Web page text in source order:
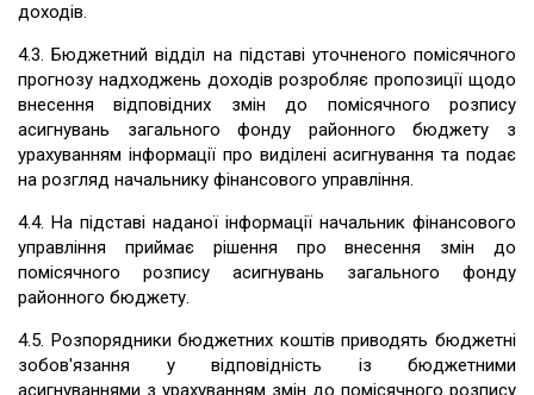
доходів.
4.3. Бюджетний відділ на підставі уточненого помісячного
прогнозу надходжень доходів розробляє пропозиції щодо
внесення відповідних змін до помісячного розпису
асигнувань загального фонду районного бюджету з
урахуванням інформації про виділені асигнування та подає
на розгляд начальнику фінансового управління.
4.4. На підставі наданої інформації начальник фінансового
управління приймає рішення про внесення змін до
помісячного розпису асигнувань загального фонду
районного бюджету.
4.5. Розпорядники бюджетних коштів приводять бюджетні
зобов'язання у відповідність із бюджетними
асигнуваннями з урахуванням змін до помісячного розпису